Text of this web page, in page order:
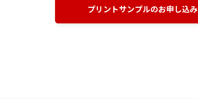
プリントサンプルのお申し込み